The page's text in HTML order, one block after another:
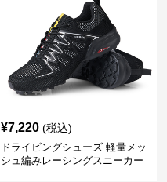
¥7,220 (税込)
ドライビングシューズ 軽量メッ
シュ編みレーシングスニーカー